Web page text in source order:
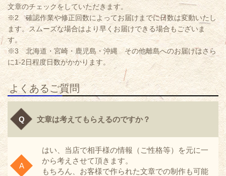
文章のチェックをしていただきます。
※2 確認作業や修正回数によってお届けまでに日数は変動いたし
ます。スムーズな場合はより早くお届けできる場合もございま
す。
※3 北海道・宮崎・鹿児島・沖縄 その他離島へのお届けはさら
に1-2日程度日数がかかります。
よくあるご質問
文章は考えてもらえるのですか？
はい、当店で相手様の情報（ご性格等）を元に一
から考えさせて頂きます。
もちろん、お客様で作られた文章での制作も可能